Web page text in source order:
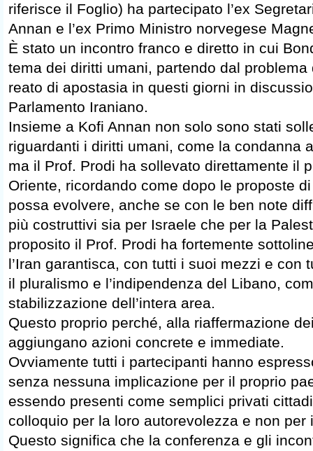
riferisce il Foglio) ha partecipato l’ex
Annan e l’ex Primo Ministro norvegese
È stato un incontro franco e diretto in cui
tema dei diritti umani, partendo dal
reato di apostasia in questi giorni in
Parlamento Iraniano.
Insieme a Kofi Annan non solo sono stati
riguardanti i diritti umani, come la condanna
ma il Prof. Prodi ha sollevato direttamente il
Oriente, ricordando come dopo le proposte
possa evolvere, anche se con le ben note
più costruttivi sia per Israele che per la
proposito il Prof. Prodi ha fortemente
l’Iran garantisca, con tutti i suoi mezzi e con
il pluralismo e l’indipendenza del Libano,
stabilizzazione dell’intera area.
Questo proprio perché, alla riaffermazione
aggiungano azioni concrete e immediate.
Ovviamente tutti i partecipanti hanno
senza nessuna implicazione per il proprio
essendo presenti come semplici privati
colloquio per la loro autorevolezza e non per
Questo significa che la conferenza e gli